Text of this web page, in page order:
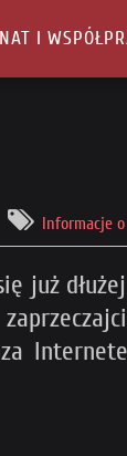
I
Informacje
już